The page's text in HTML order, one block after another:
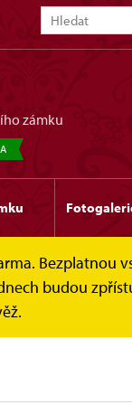
zámku
Bezplatnou
budou